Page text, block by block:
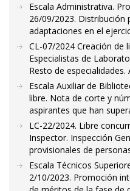
Escala Administrativa.
26/09/2023. Distribución
adaptaciones en el
CL-07/2024 Creación de
Especialistas de
Resto de especialidades.
Escala Auxiliar de
libre. Nota de corte y
aspirantes que han
LC-22/2024. Libre
Inspector. Inspección
provisionales de
Escala Técnicos
2/10/2023. Promoción